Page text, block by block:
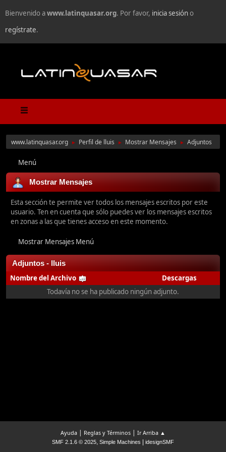
Bienvenido awww.latinquasar.org. Por favor, inicia sesióno
regístrate.
www.latinquasar.org ► Perfil de lluis ► Mostrar Mensajes ► Adjuntos
Menú
Mostrar Mensajes
Esta sección te permite ver todos los mensajes escritos por este
usuario. Ten en cuenta que sólo puedes ver los mensajes escritos
en zonas a las que tienes acceso en este momento.
Mostrar Mensajes Menú
Adjuntos - lluis
Nombre del Archivo
Descargas
Todavía no se ha publicado ningún adjunto.
Ayuda | Reglas y Términos | Ir Arriba ▲
SMF 2.1.6 © 2025, Simple Machines idesignSMF